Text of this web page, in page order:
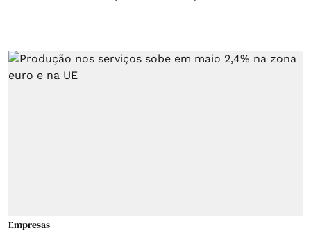
Empresas